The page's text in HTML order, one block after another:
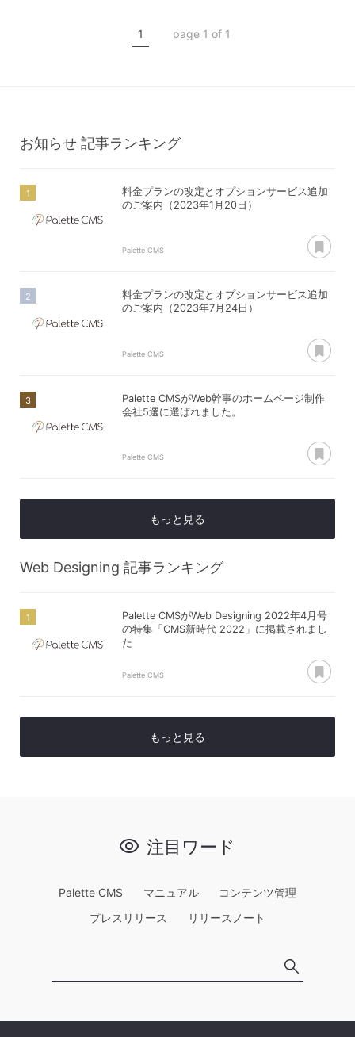
1 page 1 of 1
お知らせ 記事ランキング
料金プランの改定とオプションサービス追加
のご案内（2023年1月20日）
Palette CMS
料金プランの改定とオプションサービス追加
のご案内（2023年7月24日）
Palette CMS
Palette CMSがWeb幹事のホームページ制作
会社5選に選ばれました。
Palette CMS
もっと見る
Web Designing 記事ランキング
Palette CMSがWeb Designing 2022年4月号
の特集「CMS新時代 2022」に掲載されまし
た
Palette CMS
もっと見る
注目ワード
Palette CMS マニュアル
コンテンツ管理
プレスリリース
リリースノート